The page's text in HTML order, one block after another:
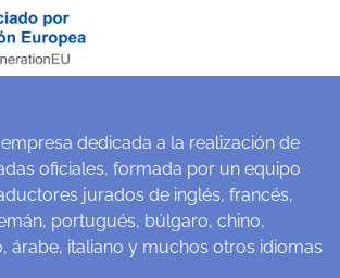
dedicada a la realización de
oficiales, formada por un equipo
jurados de inglés, francés,
portugués, búlgaro, chino,
árabe, italiano y muchos otros idiomas